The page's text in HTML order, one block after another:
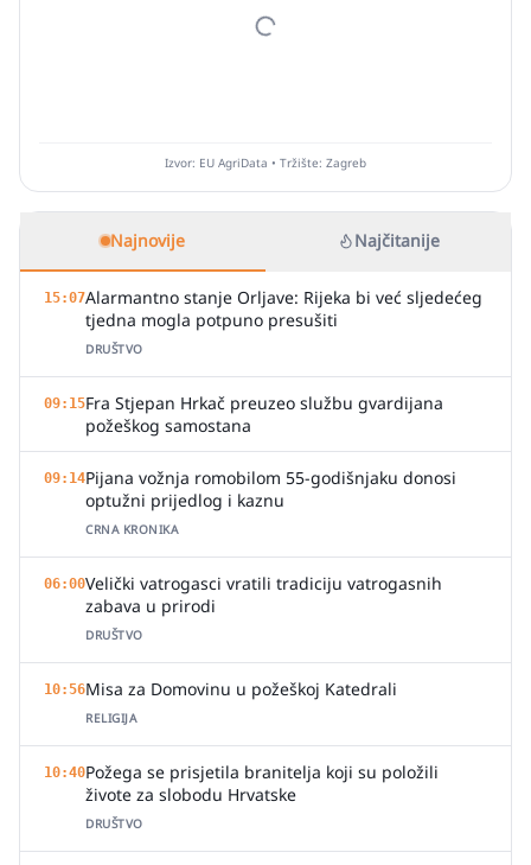
Izvor: EU AgriData • Tržište: Zagreb
Najnovije Najčitanije
15:07Alarmantno stanje Orljave: Rijeka bi već sljedećeg
tjedna mogla potpuno presušiti
DRUŠTVO
09:15Fra Stjepan Hrkač preuzeo službu gvardijana
požeškog samostana
09:14Pijana vožnja romobilom 55-godišnjaku donosi
optužni prijedlog i kaznu
CRNA KRONIKA
06:00Velički vatrogasci vratili tradiciju vatrogasnih
zabava u prirodi
DRUŠTVO
10:56Misa za Domovinu u požeškoj Katedrali
RELIGIJA
10:40Požega se prisjetila branitelja koji su položili
živote za slobodu Hrvatske
DRUŠTVO